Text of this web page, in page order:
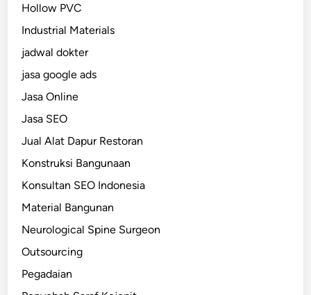
Hollow PVC
Industrial Materials
jadwal dokter
jasa google ads
Jasa Online
Jasa SEO
Jual Alat Dapur Restoran
Konstruksi Bangunaan
Konsultan SEO Indonesia
Material Bangunan
Neurological Spine Surgeon
Outsourcing
Pegadaian